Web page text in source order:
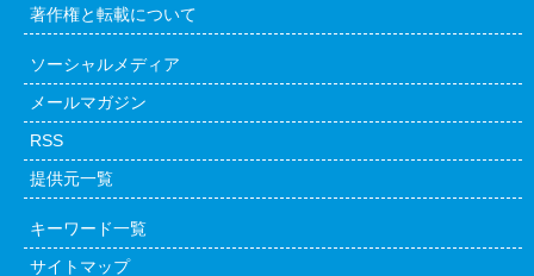
著作権と転載について
ソーシャルメディア
メールマガジン
RSS
提供元一覧
キーワード一覧
サイトマップ